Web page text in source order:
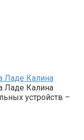
Ладе Калина
Ладе Калина
устройств –